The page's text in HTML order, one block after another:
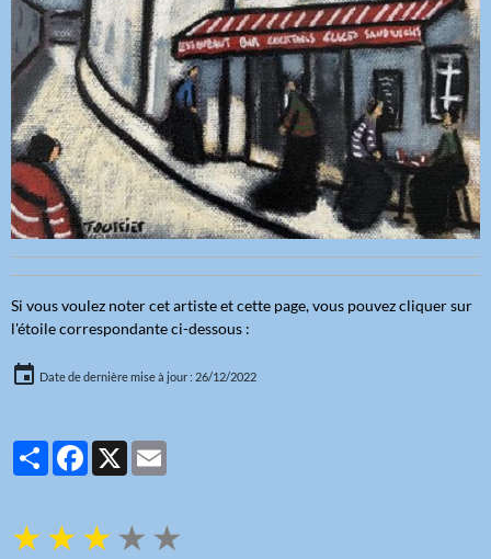
Si vous voulez noter cet artiste et cette page, vous pouvez cliquer sur
l'étoile correspondante ci-dessous :
Date de dernière mise à jour : 26/12/2022
PartagerFacebook
X
★★★ ★ ★